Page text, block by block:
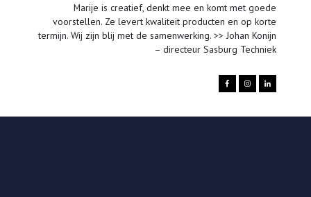
Marije is creatief, denkt mee en komt met goede
voorstellen. Ze levert kwaliteit producten en op korte
termijn. Wij zijn blij met de samenwerking. >> Johan Konijn
– directeur Sasburg Techniek
  